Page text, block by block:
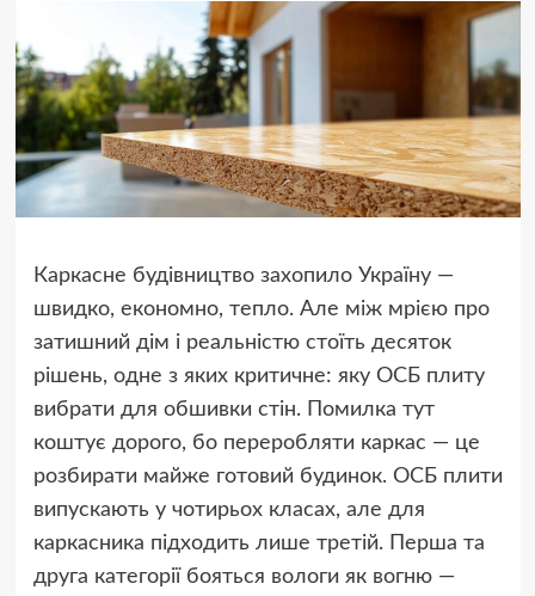
Каркасне будівництво захопило Україну —
швидко, економно, тепло. Але між мрією про
затишний дім і реальністю стоїть десяток
рішень, одне з яких критичне: яку ОСБ плиту
вибрати для обшивки стін. Помилка тут
коштує дорого, бо переробляти каркас — це
розбирати майже готовий будинок. ОСБ плити
випускають у чотирьох класах, але для
каркасника підходить лише третій. Перша та
друга категорії бояться вологи як вогню —